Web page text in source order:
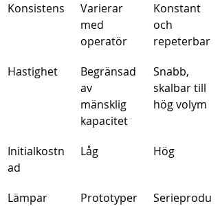
Konsistens
Varierar
med
operatör
Konstant
och
repeterbar
Hastighet
Begränsad
av
mänsklig
kapacitet
Snabb,
skalbar till
hög volym
Initialkostn
ad
Låg Hög
Lämpar
Prototyper
Serieprodu